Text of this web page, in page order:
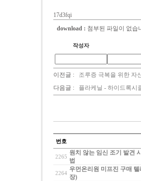
17d3fqi
download : 첨부된 파일이 없습
작성자
이전글 : 조루증 극복을 위한 자
다음글 : 플라케닐 - 하이드록시
번호
2265
원치 않는 임신 조기 발견
법
2264
우먼온리원 미프진 구매
장)